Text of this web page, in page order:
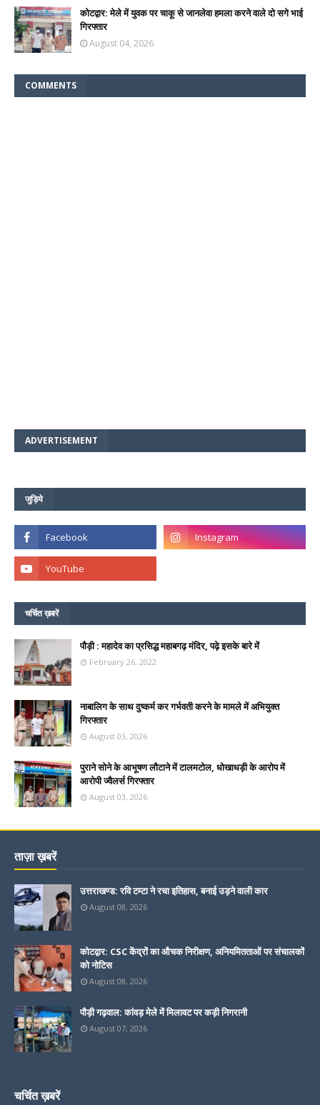
कोटद्वार: मेले में युवक पर चाकू से जानलेवा हमला करने वाले दो सगे भाई
गिरफ्तार
August 04, 2026
COMMENTS
ADVERTISEMENT
जुड़िये
चर्चित ख़बरें
पौड़ी : महादेव का प्रसिद्ध महाबगढ़ मंदिर, पढ़े इसके बारे में
February 26, 2022
नाबालिग के साथ दुष्कर्म कर गर्भवती करने के मामले में अभियुक्त
गिरफ्तार
August 03, 2026
पुराने सोने के आभूषण लौटाने में टालमटोल, धोखाधड़ी के आरोप में
आरोपी ज्वैलर्स गिरफ्तार
August 03, 2026
ताज़ा ख़बरें
उत्तराखण्ड: रवि टम्टा ने रचा इतिहास, बनाई उड़ने वाली कार
August 08, 2026
कोटद्वार: CSC केंद्रों का औचक निरीक्षण, अनियमितताओं पर संचालकों
को नोटिस
August 08, 2026
पौड़ी गढ़वाल: कांवड़ मेले में मिलावट पर कड़ी निगरानी
August 07, 2026
चर्चित ख़बरें